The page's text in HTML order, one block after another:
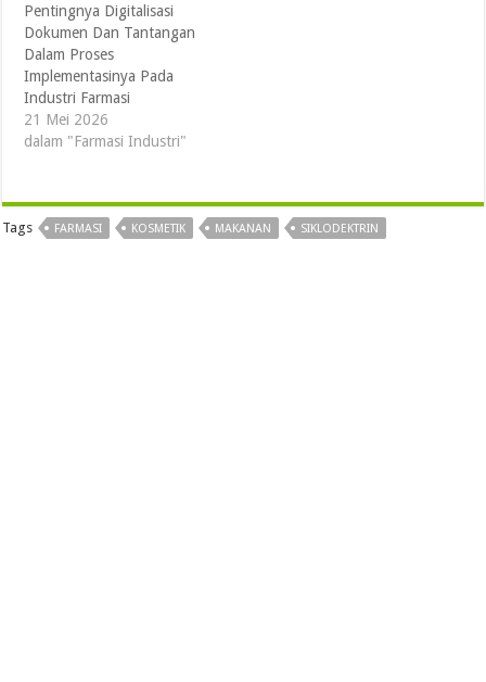
Pentingnya Digitalisasi
Dokumen Dan Tantangan
Dalam Proses
Implementasinya Pada
Industri Farmasi
21 Mei 2026
dalam "Farmasi Industri"
Tags FARMASI KOSMETIK MAKANAN SIKLODEKTRIN